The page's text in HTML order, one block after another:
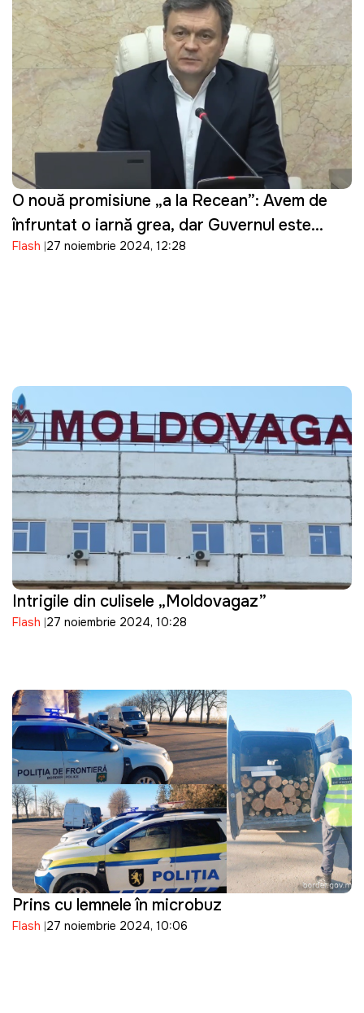
O nouă promisiune „a la Recean”: Avem de
înfruntat o iarnă grea, dar Guvernul este
alături
Flash 27 noiembrie 2024, 12:28
Intrigile din culisele „Moldovagaz”
Flash 27 noiembrie 2024, 10:28
Prins cu lemnele în microbuz
Flash 27 noiembrie 2024, 10:06